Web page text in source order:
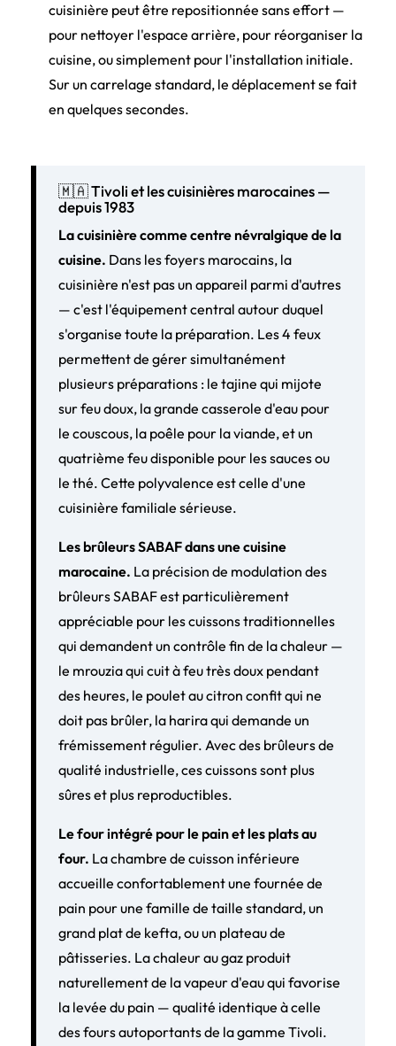
cuisinière peut être repositionnée sans effort —
pour nettoyer l'espace arrière, pour réorganiser la
cuisine, ou simplement pour l'installation initiale.
Sur un carrelage standard, le déplacement se fait
en quelques secondes.
🇲🇦 Tivoli et les cuisinières marocaines —
depuis 1983
La cuisinière comme centre névralgique de la
cuisine. Dans les foyers marocains, la
cuisinière n'est pas un appareil parmi d'autres
— c'est l'équipement central autour duquel
s'organise toute la préparation. Les 4 feux
permettent de gérer simultanément
plusieurs préparations : le tajine qui mijote
sur feu doux, la grande casserole d'eau pour
le couscous, la poêle pour la viande, et un
quatrième feu disponible pour les sauces ou
le thé. Cette polyvalence est celle d'une
cuisinière familiale sérieuse.
Les brûleurs SABAF dans une cuisine
marocaine. La précision de modulation des
brûleurs SABAF est particulièrement
appréciable pour les cuissons traditionnelles
qui demandent un contrôle fin de la chaleur —
le mrouzia qui cuit à feu très doux pendant
des heures, le poulet au citron confit qui ne
doit pas brûler, la harira qui demande un
frémissement régulier. Avec des brûleurs de
qualité industrielle, ces cuissons sont plus
sûres et plus reproductibles.
Le four intégré pour le pain et les plats au
four. La chambre de cuisson inférieure
accueille confortablement une fournée de
pain pour une famille de taille standard, un
grand plat de kefta, ou un plateau de
pâtisseries. La chaleur au gaz produit
naturellement de la vapeur d'eau qui favorise
la levée du pain — qualité identique à celle
des fours autoportants de la gamme Tivoli.